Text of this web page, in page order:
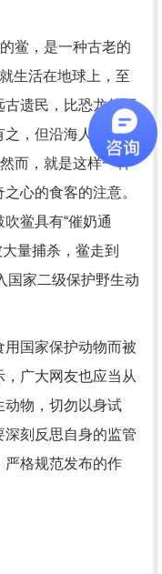
鲎，是一种古老的
生活在地球上，至
古遗民，比恐龙的历
之，但沿海人民只
而，就是这样一种
心的食客的注意。
鲎具有“催奶通
大量捕杀，鲎走到
国家二级保护野生动
国家保护动物而被
广大网友也应当从
动物，切勿以身试
刻反思自身的监管
严格规范发布的作